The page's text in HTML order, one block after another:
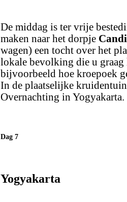
De middag is ter vrije
maken naar het dorpje
wagen) een tocht over het
lokale bevolking die u
bijvoorbeeld hoe kroepoek
In de plaatselijke
Overnachting in Yogyakarta.
Dag 7
Yogyakarta